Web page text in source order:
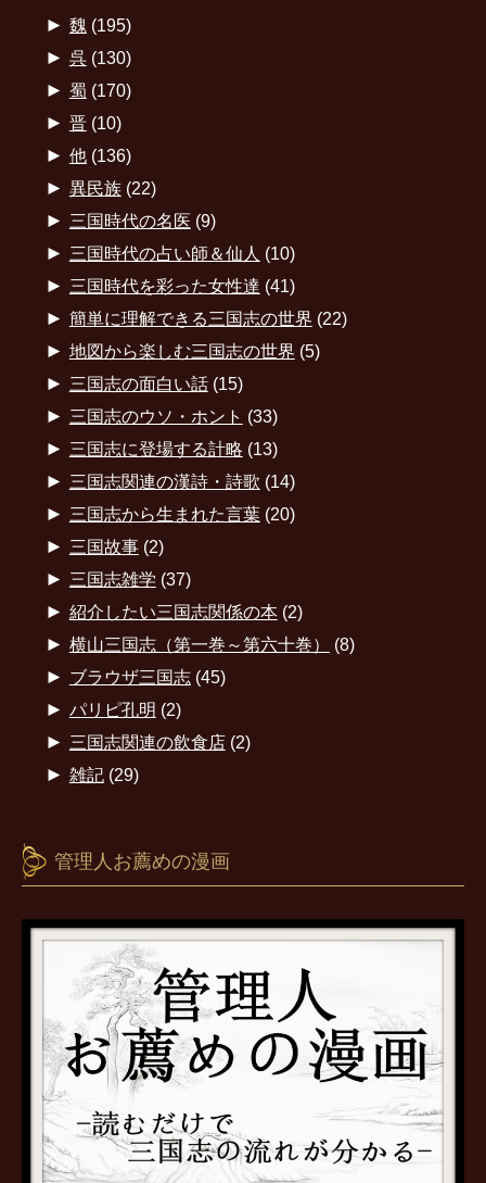
► 魏 (195)
► 呉(130)
► 蜀 (170)
► 晋(10)
► 他(136)
► 異民族(22)
► 三国時代の名医 (9)
► 三国時代の占い師＆仙人 (10)
► 三国時代を彩った女性達 (41)
► 簡単に理解できる三国志の世界 (22)
► 地図から楽しむ三国志の世界 (5)
► 三国志の面白い話(15)
► 三国志のウソ・ホント (33)
► 三国志に登場する計略 (13)
► 三国志関連の漢詩・詩歌 (14)
► 三国志から生まれた言葉(20)
► 三国故事(2)
► 三国志雑学 (37)
► 紹介したい三国志関係の本(2)
► 横山三国志（第一巻～第六十巻） (8)
► ブラウザ三国志(45)
► パリピ孔明 (2)
► 三国志関連の飲食店(2)
► 雑記(29)
管理人お薦めの漫画